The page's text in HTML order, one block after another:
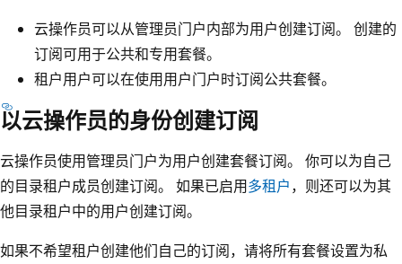
云操作员可以从管理员门户内部为用户创建订阅。 创建的
订阅可用于公共和专用套餐。
租户用户可以在使用用户门户时订阅公共套餐。
以云操作员的身份创建订阅
云操作员使用管理员门户为用户创建套餐订阅。 你可以为自己
的目录租户成员创建订阅。 如果已启用多租户，则还可以为其
他目录租户中的用户创建订阅。
如果不希望租户创建他们自己的订阅，请将所有套餐设置为私